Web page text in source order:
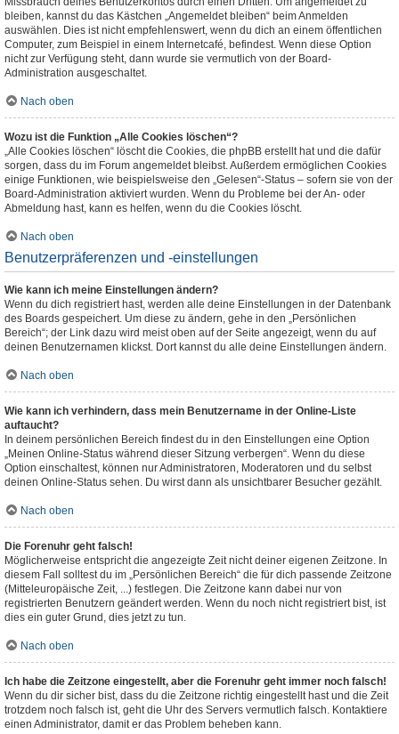
bleiben, kannst du das Kästchen „Angemeldet bleiben“ beim Anmelden
auswählen. Dies ist nicht empfehlenswert, wenn du dich an einem öffentlichen
Computer, zum Beispiel in einem Internetcafé, befindest. Wenn diese Option
nicht zur Verfügung steht, dann wurde sie vermutlich von der Board-
Administration ausgeschaltet.
Nach oben
Wozu ist die Funktion „Alle Cookies löschen“?
„Alle Cookies löschen“ löscht die Cookies, die phpBB erstellt hat und die dafür
sorgen, dass du im Forum angemeldet bleibst. Außerdem ermöglichen Cookies
einige Funktionen, wie beispielsweise den „Gelesen“-Status – sofern sie von der
Board-Administration aktiviert wurden. Wenn du Probleme bei der An- oder
Abmeldung hast, kann es helfen, wenn du die Cookies löscht.
Nach oben
Benutzerpräferenzen und -einstellungen
Wie kann ich meine Einstellungen ändern?
Wenn du dich registriert hast, werden alle deine Einstellungen in der Datenbank
des Boards gespeichert. Um diese zu ändern, gehe in den „Persönlichen
Bereich“; der Link dazu wird meist oben auf der Seite angezeigt, wenn du auf
deinen Benutzernamen klickst. Dort kannst du alle deine Einstellungen ändern.
Nach oben
Wie kann ich verhindern, dass mein Benutzername in der Online-Liste
auftaucht?
In deinem persönlichen Bereich findest du in den Einstellungen eine Option
„Meinen Online-Status während dieser Sitzung verbergen“. Wenn du diese
Option einschaltest, können nur Administratoren, Moderatoren und du selbst
deinen Online-Status sehen. Du wirst dann als unsichtbarer Besucher gezählt.
Nach oben
Die Forenuhr geht falsch!
Möglicherweise entspricht die angezeigte Zeit nicht deiner eigenen Zeitzone. In
diesem Fall solltest du im „Persönlichen Bereich“ die für dich passende Zeitzone
(Mitteleuropäische Zeit, ...) festlegen. Die Zeitzone kann dabei nur von
registrierten Benutzern geändert werden. Wenn du noch nicht registriert bist, ist
dies ein guter Grund, dies jetzt zu tun.
Nach oben
Ich habe die Zeitzone eingestellt, aber die Forenuhr geht immer noch falsch!
Wenn du dir sicher bist, dass du die Zeitzone richtig eingestellt hast und die Zeit
trotzdem noch falsch ist, geht die Uhr des Servers vermutlich falsch. Kontaktiere
einen Administrator, damit er das Problem beheben kann.